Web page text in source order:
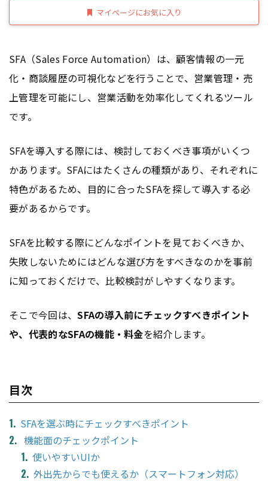
マイページにお気に入り
SFA（Sales Force Automation）は、顧客情報の一元
化・商談履歴の可視化などを行うことで、営業管理・売
上管理を可能にし、営業活動を効率化してくれるツール
です。
SFAを導入する際には、検討しておくべき事項がいくつ
かあります。SFAにはたくさんの種類があり、それぞれに
特色があるため、目的に合ったSFAを探して導入する必
要があるからです。
SFAを比較する際にどんなポイントを見ておくべきか、
失敗しないためにはどんな選び方をすべきなのかを事前
に知っておくだけで、比較検討がしやすくなります。
そこで今回は、SFAの導入前にチェックすべきポイント
や、代表的なSFAの機能・料金を紹介します。
目次
SFAを選ぶ時にチェックすべきポイント
機能面のチェックポイント
使いやすいUIか
外出先からでも使えるか（スマートフォン対応）